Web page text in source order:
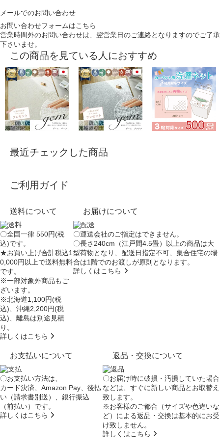
メールでのお問い合わせ
お問い合わせフォームはこちら
営業時間外のお問い合わせは、翌営業日のご連絡となりますのでご了承
下さいませ。
この商品を見ている人におすすめ
最近チェックした商品
ご利用ガイド
送料について
〇全国一律 550円(税
込)です。
★お買い上げ合計税込1
0,000円以上で送料無料
です。
※一部対象外商品もご
ざいます。
※北海道1,100円(税
込)、沖縄2,200円(税
込)、離島は別途見積
り。
詳しくはこちら
お届けについて
〇運送会社のご指定はできません。
〇長さ240cm（江戸間4.5畳）以上の商品は大
型荷物となり、配送日指定不可 、集合住宅の場
合は1階でのお渡しが原則となります。
詳しくはこちら
お支払いについて
〇お支払い方法は、
カード決済、Amazon Pay、後払
い（請求書別送）、銀行振込
（前払い）です。
詳しくはこちら
返品・交換について
〇お届け時に破損・汚損していた場合
などは、すぐに新しい商品とお取替え
致します。
※お客様のご都合（サイズや色違いな
ど）による返品・交換は基本的にお受
け致しません。
詳しくはこちら